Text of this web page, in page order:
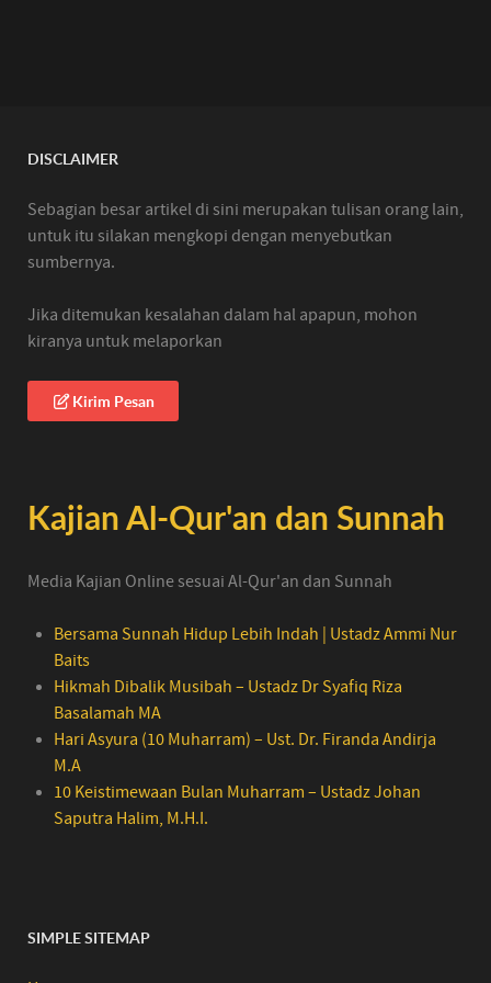
DISCLAIMER
Sebagian besar artikel di sini merupakan tulisan orang lain,
untuk itu silakan mengkopi dengan menyebutkan
sumbernya.
Jika ditemukan kesalahan dalam hal apapun, mohon
kiranya untuk melaporkan
Kirim Pesan
Kajian Al-Qur'an dan Sunnah
Media Kajian Online sesuai Al-Qur'an dan Sunnah
Bersama Sunnah Hidup Lebih Indah | Ustadz Ammi Nur
Baits
Hikmah Dibalik Musibah – Ustadz Dr Syafiq Riza
Basalamah MA
Hari Asyura (10 Muharram) – Ust. Dr. Firanda Andirja
M.A
10 Keistimewaan Bulan Muharram – Ustadz Johan
Saputra Halim, M.H.I.
SIMPLE SITEMAP